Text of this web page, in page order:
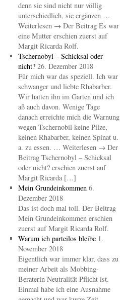
denn sie sind nicht nur völlig
unterschiedlich, sie ergänzen …
Weiterlesen → Der Beitrag Es war
eine Mutter erschien zuerst auf
Margit Ricarda Rolf.
Tschernobyl – Schicksal oder
nicht? 26. Dezember 2018
Für mich war das speziell. Ich war
schwanger und liebte Rhabarber.
Wir hatten ihn im Garten und ich
aß auch davon. Wenige Tage
danach erreichte mich die Warnung
wegen Tschernobil keine Pilze,
keinen Rhabarber, keinen Spinat u.
a. zu essen. … Weiterlesen → Der
Beitrag Tschernobyl – Schicksal
oder nicht? erschien zuerst auf
Margit Ricarda […]
Mein Grundeinkommen 6.
Dezember 2018
Das ist doch mal toll. Der Beitrag
Mein Grundeinkommen erschien
zuerst auf Margit Ricarda Rolf.
Warum ich parteilos bleibe 1.
November 2018
Eigentlich war immer klar, dass zu
meiner Arbeit als Mobbing-
Beraterin Neutralität Pflicht ist.
Einmal habe ich eine Ausnahme